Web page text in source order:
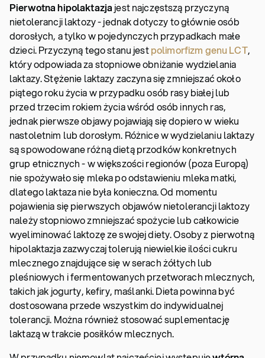
Pierwotna hipolaktazja jest najczęstszą przyczyną
nietolerancji laktozy - jednak dotyczy to głównie osób
dorosłych, a tylko w pojedynczych przypadkach małe
dzieci. Przyczyną tego stanu jestpolimorfizm genu LCT,
który odpowiada za stopniowe obniżanie wydzielania
laktazy. Stężenie laktazy zaczyna się zmniejszać około
piątego roku życia w przypadku osób rasy białej lub
przed trzecim rokiem życia wśród osób innych ras,
jednak pierwsze objawy pojawiają się dopiero w wieku
nastoletnim lub dorosłym. Różnice w wydzielaniu laktazy
są spowodowane różną dietą przodków konkretnych
grup etnicznych - w większości regionów (poza Europą)
nie spożywało się mleka po odstawieniu mleka matki,
dlatego laktaza nie była konieczna. Od momentu
pojawienia się pierwszych objawów nietolerancji laktozy
należy stopniowo zmniejszać spożycie lub całkowicie
wyeliminować laktozę ze swojej diety. Osoby z pierwotną
hipolaktazja zazwyczaj tolerują niewielkie ilości cukru
mlecznego znajdujące się w serach żółtych lub
pleśniowych i fermentowanych przetworach mlecznych,
takich jak jogurty, kefiry, maślanki. Dieta powinna być
dostosowana przede wszystkim do indywidualnej
tolerancji. Można również stosować suplementację
laktazą w trakcie posiłków mlecznych.